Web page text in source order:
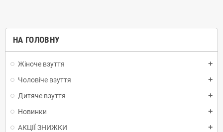
НА ГОЛОВНУ
Жіноче взуття add
Чоловіче взуття add
Дитяче взуття add
Новинки add
АКЦІЇ ЗНИЖКИ add